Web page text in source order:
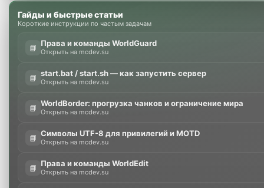
Гайды и быстрые статьи
Короткие инструкции по частым задачам
📘 Права и команды WorldGuard
Открыть на mcdev.su
📘 start.bat / start.sh — как запустить сервер
Открыть на mcdev.su
📘 WorldBorder: прогрузка чанков и ограничение мира
Открыть на mcdev.su
📘 Символы UTF-8 для привилегий и MOTD
Открыть на mcdev.su
📘 Права и команды WorldEdit
Открыть на mcdev.su